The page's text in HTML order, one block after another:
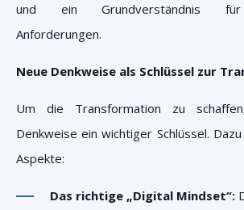
und ein Grundverständnis für
Anforderungen.
Neue Denkweise als Schlüssel zur
Um die Transformation zu
Denkweise ein wichtiger Schlüssel.
Aspekte:
Das richtige „Digital Mindset“: